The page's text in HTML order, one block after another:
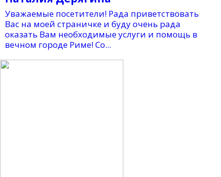
Уважаемые посетители! Рада приветствовать
Вас на моей страничке и буду очень рада
оказать Вам необходимые услуги и помощь в
вечном городе Риме! Со...